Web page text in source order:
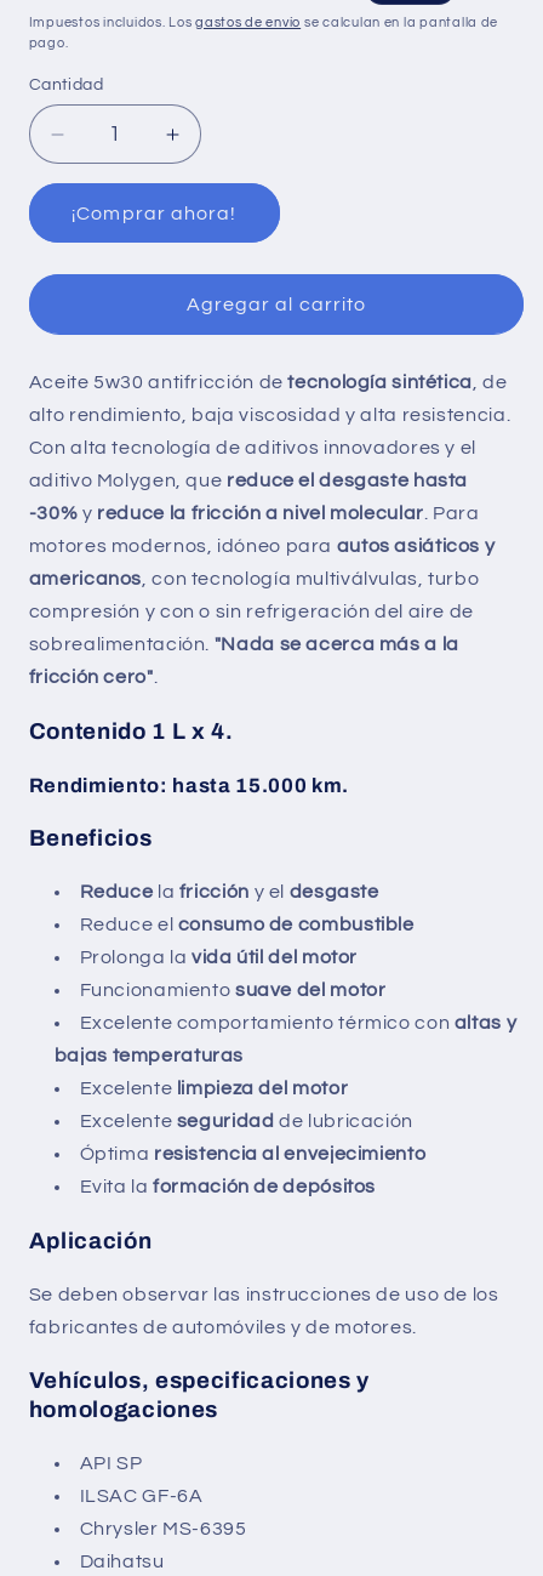
habitual
de
Impuestos incluidos. Losgastos de envío se calculan en la pantalla de
pago.
Cantidad
Reducir
cantidad
Paquete
5W-
-
Litros
Aumentar
cantidad
Paquete
5W-
30
-
Litros
¡Comprar ahora!
Agregar al carrito
Aceite 5w30 antifricción de tecnología sintética , de
alto rendimiento, baja viscosidad y alta resistencia.
Con alta tecnología de aditivos innovadores y el
aditivo Molygen, que reduce el desgaste hasta
-30% y reduce la fricción a nivel molecular . Para
motores modernos, idóneo para autos asiáticos y
americanos , con tecnología multiválvulas, turbo
compresión y con o sin refrigeración del aire de
sobrealimentación. "Nada se acerca más a la
fricción cero"
Contenido 1 L x 4.
Rendimiento: hasta 15.000 km.
Beneficios
Reduce la fricción y el desgaste
Reduce el consumo de combustible
Prolonga la vida útil del motor
Funcionamiento suave del motor
Excelente comportamiento térmico con altas y
bajas temperaturas
Excelente limpieza del motor
Excelente seguridad de lubricación
Óptima resistencia al envejecimiento
Evita la formación de depósitos
Aplicación
Se deben observar las instrucciones de uso de los
fabricantes de automóviles y de motores.
Vehículos, especificaciones y
homologaciones
API SP
ILSAC GF-6A
Chrysler MS-6395
Daihatsu